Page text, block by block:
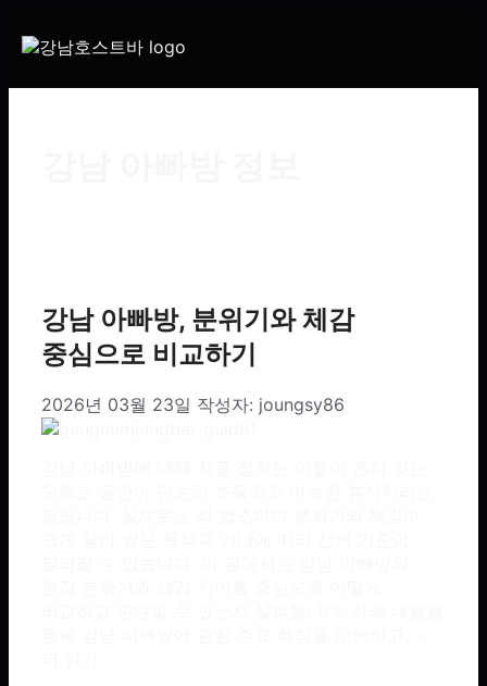
강남 아빠방, 분위기와 체감
중심으로 비교하기
2026년 03월 23일 작성자: joungsy86